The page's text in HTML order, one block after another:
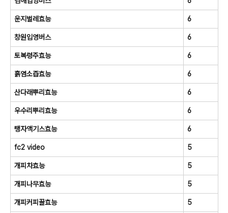
운지벌레효능 6
창원입영버스 6
토복령주효능 6
흙염소즙효능 6
산다래뿌리효능 6
우수리뿌리효능 6
탱자액기스효능 6
fc2 video 5
개피차효능 5
개피나무효능 5
개피커피꿀효능 5